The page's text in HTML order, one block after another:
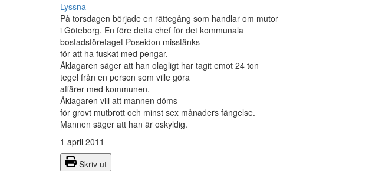
Lyssna
På torsdagen började en rättegång som handlar om mutor
i Göteborg. En före detta chef för det kommunala
bostadsföretaget Poseidon misstänks
för att ha fuskat med pengar.
Åklagaren säger att han olagligt har tagit emot 24 ton
tegel från en person som ville göra
affärer med kommunen.
Åklagaren vill att mannen döms
för grovt mutbrott och minst sex månaders fängelse.
Mannen säger att han är oskyldig.
1 april 2011
Skriv ut